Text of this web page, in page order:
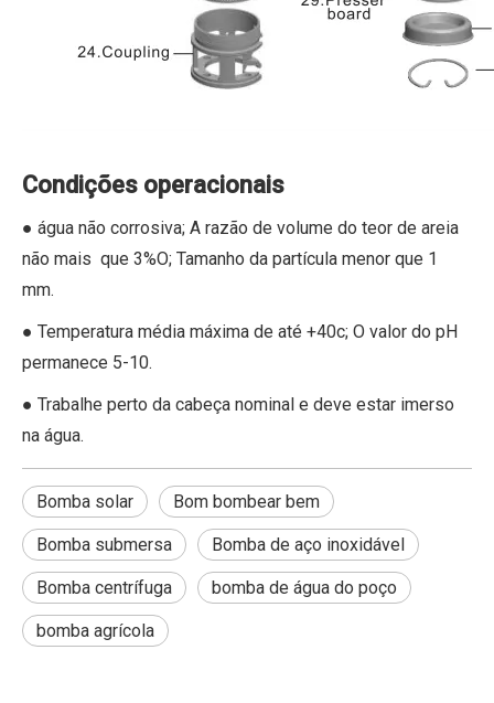
Condições operacionais
● água não corrosiva; A razão de volume do teor de areia
não mais que 3%O; Tamanho da partícula menor que 1
mm.
● Temperatura média máxima de até +40c; O valor do pH
permanece 5-10.
● Trabalhe perto da cabeça nominal e deve estar imerso
na água.
Bomba solar Bom bombear bem
Bomba submersa Bomba de aço inoxidável
Bomba centrífuga bomba de água do poço
bomba agrícola